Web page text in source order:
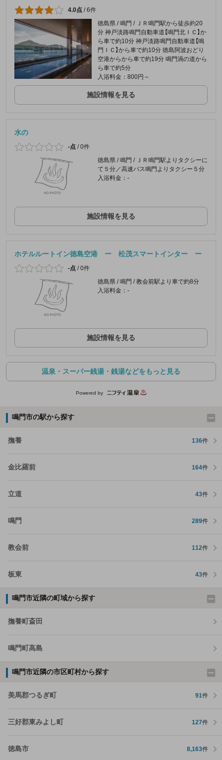
4.0点 /6件
徳島県 / 鳴門 / ＪＲ鳴門駅から徒歩約20
分 神戸淡路鳴門自動車道【鳴門北ＩＣ】か
ら車で約10分 神戸淡路鳴門自動車道【鳴
門ＩＣ】から車で約10分 徳島阿波おどり
空港からから車で約19分 鳴門渦の道から
ら車で約5分
入浴料金：800円～
施設情報を見る
水の
-点 /0件
徳島県 / 鳴門 / ＪＲ鳴門駅よりタクシーに
て５分／高速バス鳴門よりタクシー５分
入浴料金：-
施設情報を見る
ホテルルートイン徳島空港 ー 松茂スマートインター ー
-点 /0件
徳島県 / 鳴門 / 教会前駅より車で約8分
入浴料金：-
施設情報を見る
温泉・スーパー銭湯・銭湯などをもっと見る
Powered by
鳴門市の駅から探す
撫養 136件
金比羅前 164件
立道 43件
鳴門 289件
教会前 112件
板東 43件
鳴門市近隣の町域から探す
撫養町斎田
鳴門町高島
鳴門市近隣の市区町村から探す
美馬郡つるぎ町 91件
三好郡東みよし町 127件
徳島市 8,163件